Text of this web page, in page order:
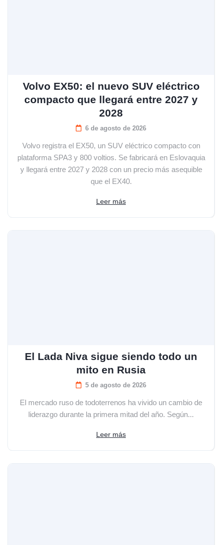
Volvo EX50: el nuevo SUV eléctrico
compacto que llegará entre 2027 y
2028
6 de agosto de 2026
Volvo registra el EX50, un SUV eléctrico compacto con
plataforma SPA3 y 800 voltios. Se fabricará en Eslovaquia
y llegará entre 2027 y 2028 con un precio más asequible
que el EX40.
Leer más
El Lada Niva sigue siendo todo un
mito en Rusia
5 de agosto de 2026
El mercado ruso de todoterrenos ha vivido un cambio de
liderazgo durante la primera mitad del año. Según...
Leer más